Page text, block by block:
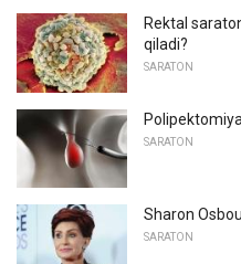
Rektal
qiladi?
SARATON
SARATON
Sharon
SARATON